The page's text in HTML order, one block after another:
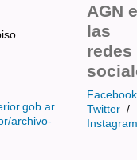
archivo-
AGN
las
redes
Facebook
Twitter /
Instagram